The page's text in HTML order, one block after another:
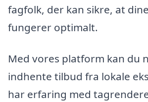
fagfolk, der kan sikre, at
fungerer optimalt.
Med vores platform kan du
indhente tilbud fra lokale
har erfaring med